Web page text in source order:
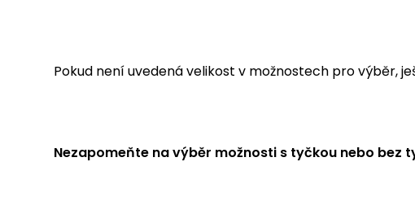
Pokud není uvedená velikost v možnostech pro výběr,
Nezapomeňte na výběr možnosti s tyčkou nebo